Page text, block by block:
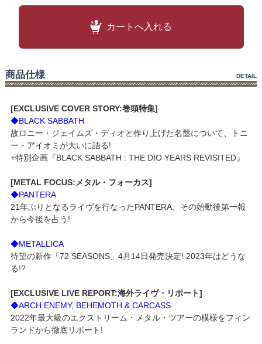
カートへ入れる
商品仕様 DETAIL
[EXCLUSIVE COVER STORY:巻頭特集]
◆BLACK SABBATH
故ロニー・ジェイムズ・ディオと作り上げた名盤について、トニ
ー・アイオミが大いに語る!
+特別企画『BLACK SABBATH : THE DIO YEARS REVISITED』
[METAL FOCUS:メタル・フォーカス]
◆PANTERA
21年ぶりとなるライヴを行なったPANTERA、その始動後第一報
から今後を占う!
◆METALLICA
待望の新作「72 SEASONS」4月14日発売決定! 2023年はどうな
る!?
[EXCLUSIVE LIVE REPORT:海外ライヴ・リポート]
◆ARCH ENEMY, BEHEMOTH & CARCASS
2022年最大級のエクストリーム・メタル・ツアーの模様をフィン
ランドから徹底リポート!